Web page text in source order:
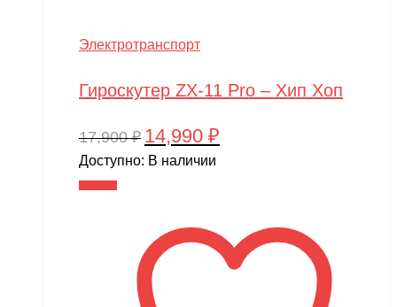
Электротранспорт
Гироскутер ZX-11 Pro – Хип Хоп
17,900₽ Первоначальная
цена
14,990 ₽
Доступно: В наличии